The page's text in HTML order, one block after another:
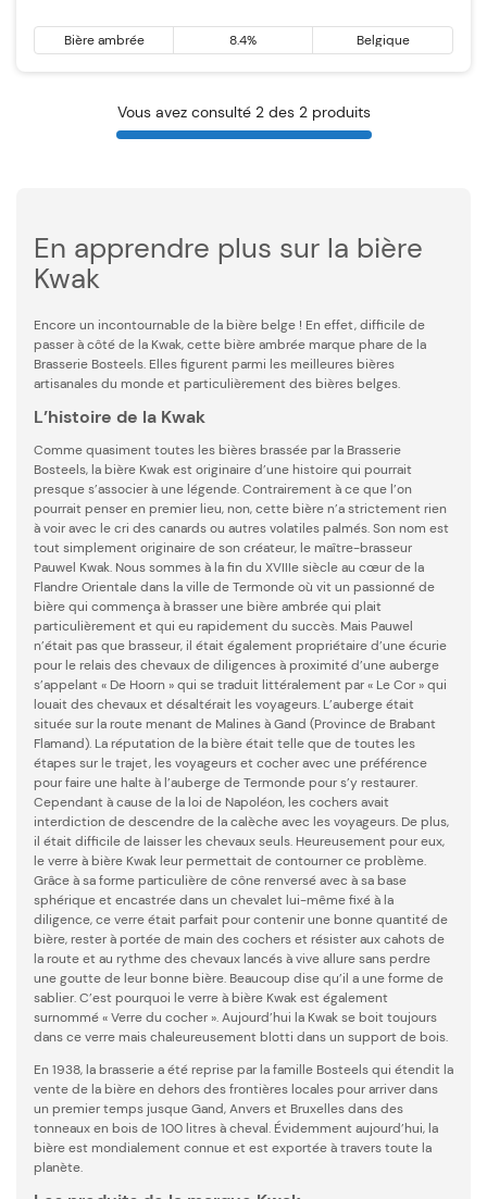
Bière ambrée 8.4% Belgique
Vous avez consulté 2 des 2 produits
En apprendre plus sur la bière
Kwak
Encore un incontournable de la bière belge ! En effet, difficile de
passer à côté de la Kwak, cette bière ambrée marque phare de la
Brasserie Bosteels. Elles figurent parmi les meilleures bières
artisanales du monde et particulièrement des bières belges.
L’histoire de la Kwak
Comme quasiment toutes les bières brassée par la Brasserie
Bosteels, la bière Kwak est originaire d’une histoire qui pourrait
presque s’associer à une légende. Contrairement à ce que l’on
pourrait penser en premier lieu, non, cette bière n’a strictement rien
à voir avec le cri des canards ou autres volatiles palmés. Son nom est
tout simplement originaire de son créateur, le maître-brasseur
Pauwel Kwak. Nous sommes à la fin du XVIIIe siècle au cœur de la
Flandre Orientale dans la ville de Termonde où vit un passionné de
bière qui commença à brasser une bière ambrée qui plait
particulièrement et qui eu rapidement du succès. Mais Pauwel
n’était pas que brasseur, il était également propriétaire d’une écurie
pour le relais des chevaux de diligences à proximité d’une auberge
s’appelant « De Hoorn » qui se traduit littéralement par « Le Cor » qui
louait des chevaux et désaltérait les voyageurs. L’auberge était
située sur la route menant de Malines à Gand (Province de Brabant
Flamand). La réputation de la bière était telle que de toutes les
étapes sur le trajet, les voyageurs et cocher avec une préférence
pour faire une halte à l’auberge de Termonde pour s’y restaurer.
Cependant à cause de la loi de Napoléon, les cochers avait
interdiction de descendre de la calèche avec les voyageurs. De plus,
il était difficile de laisser les chevaux seuls. Heureusement pour eux,
le verre à bière Kwak leur permettait de contourner ce problème.
Grâce à sa forme particulière de cône renversé avec à sa base
sphérique et encastrée dans un chevalet lui-même fixé à la
diligence, ce verre était parfait pour contenir une bonne quantité de
bière, rester à portée de main des cochers et résister aux cahots de
la route et au rythme des chevaux lancés à vive allure sans perdre
une goutte de leur bonne bière. Beaucoup dise qu’il a une forme de
sablier. C’est pourquoi le verre à bière Kwak est également
surnommé « Verre du cocher ». Aujourd’hui la Kwak se boit toujours
dans ce verre mais chaleureusement blotti dans un support de bois.
En 1938, la brasserie a été reprise par la famille Bosteels qui étendit la
vente de la bière en dehors des frontières locales pour arriver dans
un premier temps jusque Gand, Anvers et Bruxelles dans des
tonneaux en bois de 100 litres à cheval. Évidemment aujourd’hui, la
bière est mondialement connue et est exportée à travers toute la
planète.